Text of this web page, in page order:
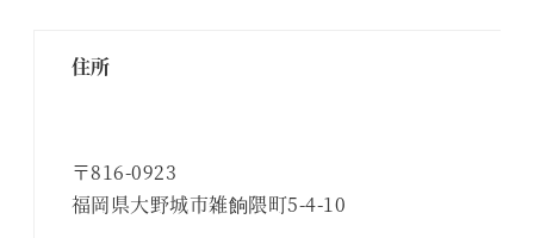
住所
〒816-0923
福岡県大野城市雑餉隈町5-4-10